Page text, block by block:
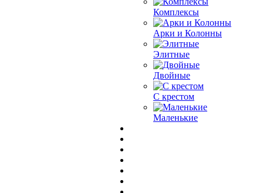
Комплексы
Арки и Колонны
Элитные
Двойные
С крестом
Маленькие